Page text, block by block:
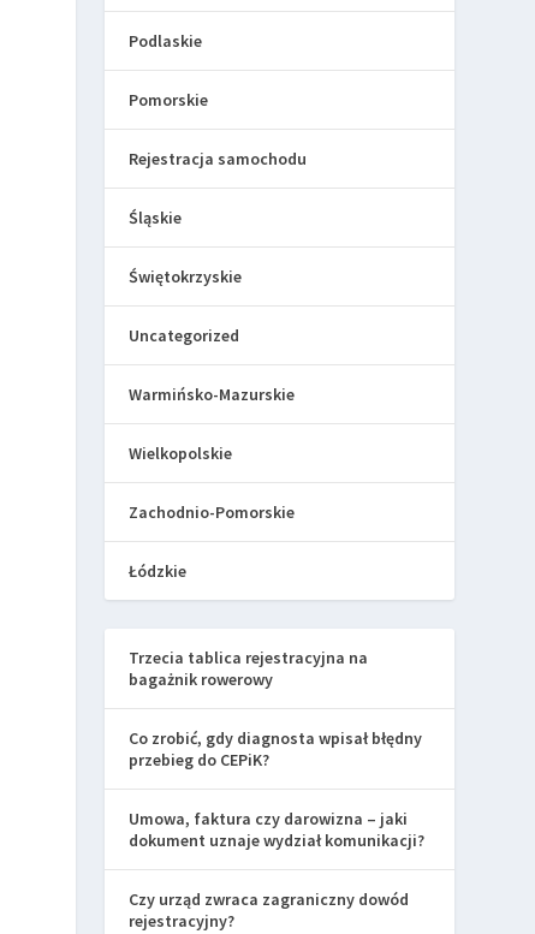
Podlaskie
Pomorskie
Rejestracja samochodu
Śląskie
Świętokrzyskie
Uncategorized
Warmińsko-Mazurskie
Wielkopolskie
Zachodnio-Pomorskie
Łódzkie
Trzecia tablica rejestracyjna na
bagażnik rowerowy
Co zrobić, gdy diagnosta wpisał błędny
przebieg do CEPiK?
Umowa, faktura czy darowizna – jaki
dokument uznaje wydział komunikacji?
Czy urząd zwraca zagraniczny dowód
rejestracyjny?